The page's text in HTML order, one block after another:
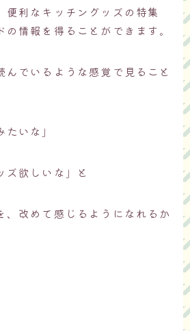
便利なキッチングッズの特集
情報を得ることができます。
んでいるような感覚で見ること
たいな」
ズ欲しいな」と
、改めて感じるようになれるか